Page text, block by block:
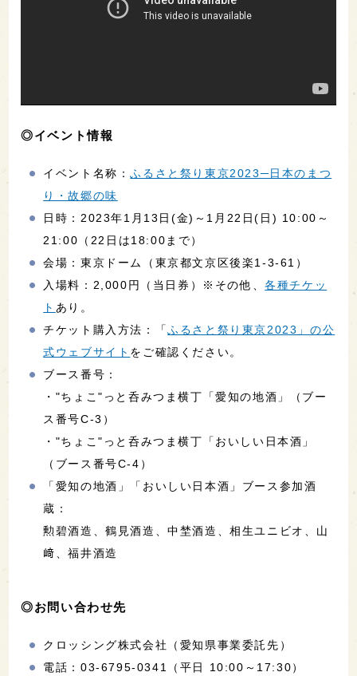
◎イベント情報
イベント名称：ふるさと祭り東京2023─日本のまつ
り・故郷の味
日時：2023年1月13日(金)～1月22日(日) 10:00～
21:00（22日は18:00まで）
会場：東京ドーム（東京都文京区後楽1-3-61）
入場料：2,000円（当日券）※その他、各種チケッ
ト あり。
チケット購入方法：「ふるさと祭り東京2023」の公
式ウェブサイト をご確認ください。
ブース番号：
・"ちょこ"っと呑みつま横丁「愛知の地酒」（ブー
ス番号C-3）
・"ちょこ"っと呑みつま横丁「おいしい日本酒」
（ブース番号C-4）
「愛知の地酒」「おいしい日本酒」ブース参加酒
蔵：
勲碧酒造、鶴見酒造、中埜酒造、相生ユニビオ、山
﨑、福井酒造
◎お問い合わせ先
クロッシング株式会社（愛知県事業委託先）
電話：03-6795-0341（平日 10:00～17:30）